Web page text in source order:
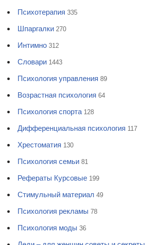
Психотерапия 335
Шпаргалки 270
Интимно 312
Словари 1443
Психология управления 89
Возрастная психология 64
Психология спорта 128
Дифференциальная психология 117
Хрестоматия 130
Психология семьи 81
Рефераты Курсовые 199
Стимульный материал 49
Психология рекламы 78
Психология моды 36